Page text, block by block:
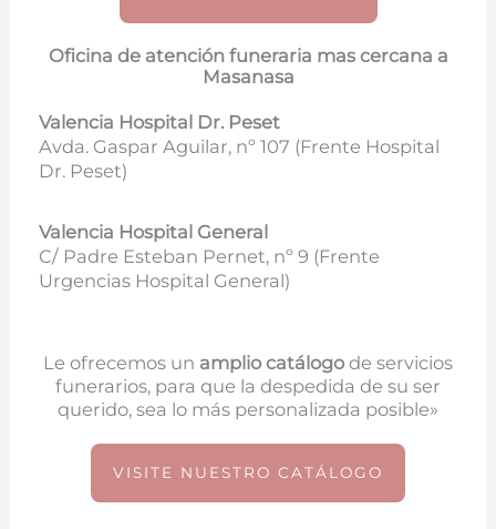
Oficina de atención funeraria mas cercana a
Masanasa
Valencia Hospital Dr. Peset
Avda. Gaspar Aguilar, nº 107 (Frente Hospital
Dr. Peset)
Valencia Hospital General
C/ Padre Esteban Pernet, nº 9 (Frente
Urgencias Hospital General)
Le ofrecemos un amplio catálogo de servicios
funerarios, para que la despedida de su ser
querido, sea lo más personalizada posible»
VISITE NUESTRO CATÁLOGO